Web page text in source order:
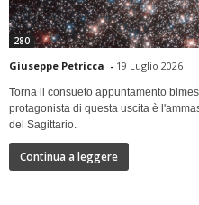
280
Giuseppe Petricca - 19 Luglio 2026
Torna il consueto appuntamento
protagonista di questa uscita è
del Sagittario.
Continua a leggere